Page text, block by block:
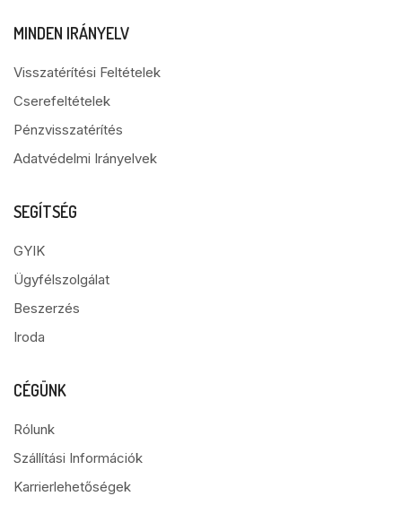
MINDEN IRÁNYELV
Visszatérítési Feltételek
Cserefeltételek
Pénzvisszatérítés
Adatvédelmi Irányelvek
SEGÍTSÉG
GYIK
Ügyfélszolgálat
Beszerzés
Iroda
CÉGÜNK
Rólunk
Szállítási Információk
Karrierlehetőségek